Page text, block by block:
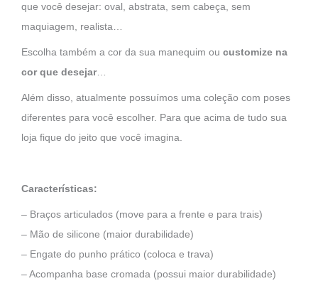
que você desejar: oval, abstrata, sem cabeça, sem
maquiagem, realista…
Escolha também a cor da sua manequim ou customize na
cor que desejar…
Além disso, atualmente possuímos uma coleção com poses
diferentes para você escolher. Para que acima de tudo sua
loja fique do jeito que você imagina.
Características:
– Braços articulados (move para a frente e para trais)
– Mão de silicone (maior durabilidade)
– Engate do punho prático (coloca e trava)
– Acompanha base cromada (possui maior durabilidade)